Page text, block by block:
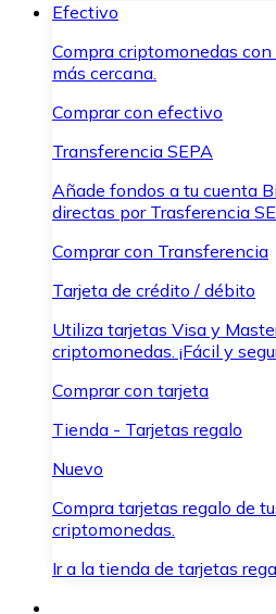
Efectivo
Compra criptomonedas
más cercana.
Comprar con efectivo
Transferencia SEPA
Añade fondos a tu cuenta
directas por Trasferencia
Comprar con Transferencia
Tarjeta de crédito / débito
Utiliza tarjetas Visa y
criptomonedas. ¡Fácil y
Comprar con tarjeta
Tienda - Tarjetas regalo
Nuevo
Compra tarjetas regalo de
criptomonedas.
Ir a la tienda de tarjetas